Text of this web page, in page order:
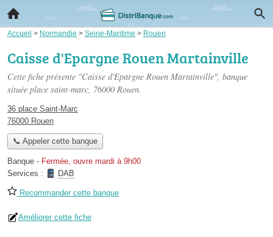
Accueil > Normandie > Seine-Maritime > Rouen
Caisse d'Epargne Rouen Martainville
Cette fiche présente "Caisse d'Epargne Rouen Martainville", banque
située place saint-marc, 76000 Rouen.
36 place Saint-Marc
76000 Rouen
📞 Appeler cette banque
Banque - Fermée, ouvre mardi à 9h00
Services :
DAB
Recommander cette banque
Améliorer cette fiche